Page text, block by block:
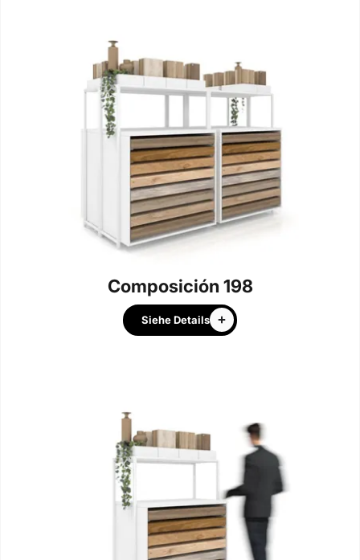
Composición 198
Siehe Details